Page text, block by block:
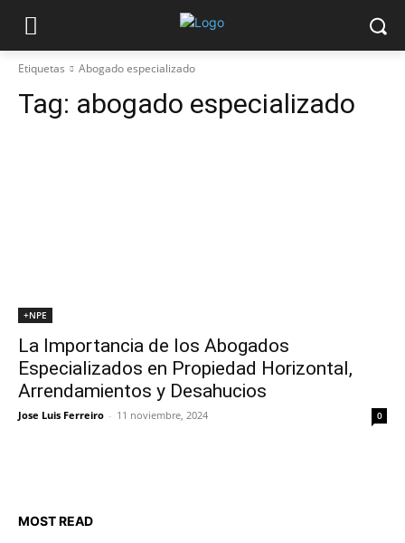
Etiquetas Abogado especializado
Tag: abogado especializado
+NPE
La Importancia de los Abogados
Especializados en Propiedad Horizontal,
Arrendamientos y Desahucios
Jose Luis Ferreiro - 11 noviembre, 2024 0
MOST READ